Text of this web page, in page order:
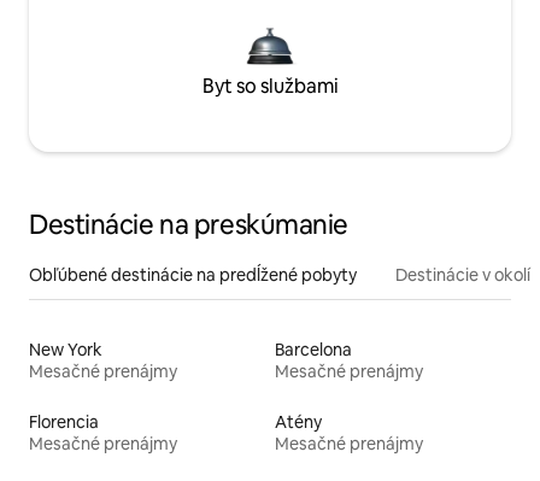
Byt so službami
Destinácie na preskúmanie
Obľúbené destinácie na predĺžené pobyty Destinácie v okolí
New York
Mesačné prenájmy
Barcelona
Mesačné prenájmy
Florencia
Mesačné prenájmy
Atény
Mesačné prenájmy